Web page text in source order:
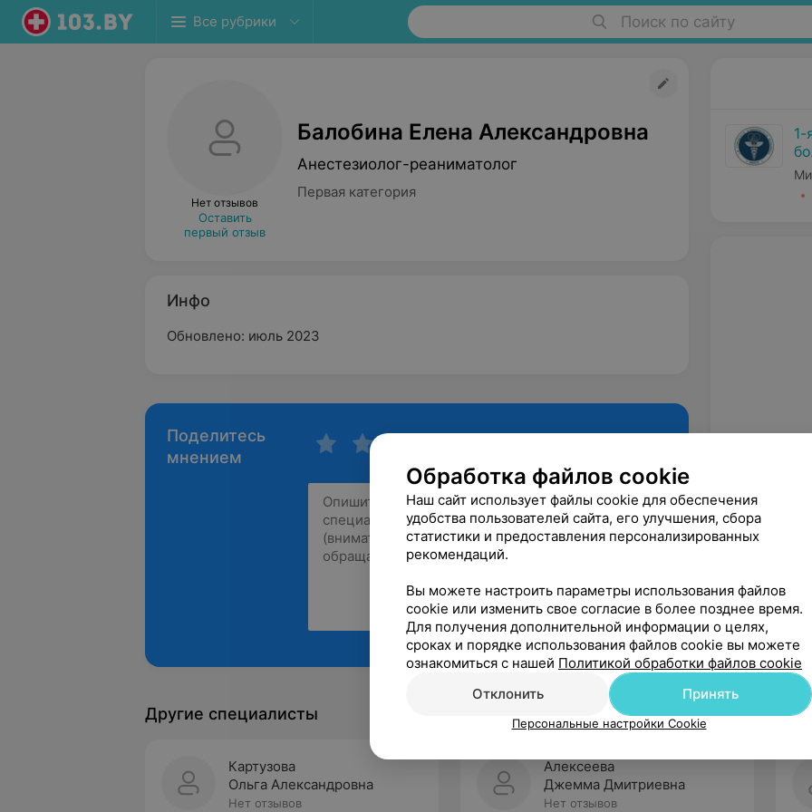
Все рубрики Поиск по сайту
Нет отзывов
Оставить
первый отзыв
Балобина Елена Александровна
Анестезиолог-реаниматолог
Первая категория
Инфо
Обновлено: июль 2023
Поделитесь
мнением
Рекомендую
1-
Другие специалисты
Картузова
Ольга Александровна
Нет отзывов
Алексеева
Джемма Дмитриевна
Нет отзывов
Обработка файлов cookie
Наш сайт использует файлы cookie для обеспечения
удобства пользователей сайта, его улучшения, сбора
статистики и предоставления персонализированных
рекомендаций.
Вы можете настроить параметры использования файлов
cookie или изменить свое согласие в более позднее время.
Для получения дополнительной информации о целях,
сроках и порядке использования файлов cookie вы можете
ознакомиться с нашей Политикой обработки файлов cookie
Отклонить
Принять
Персональные настройки Cookie